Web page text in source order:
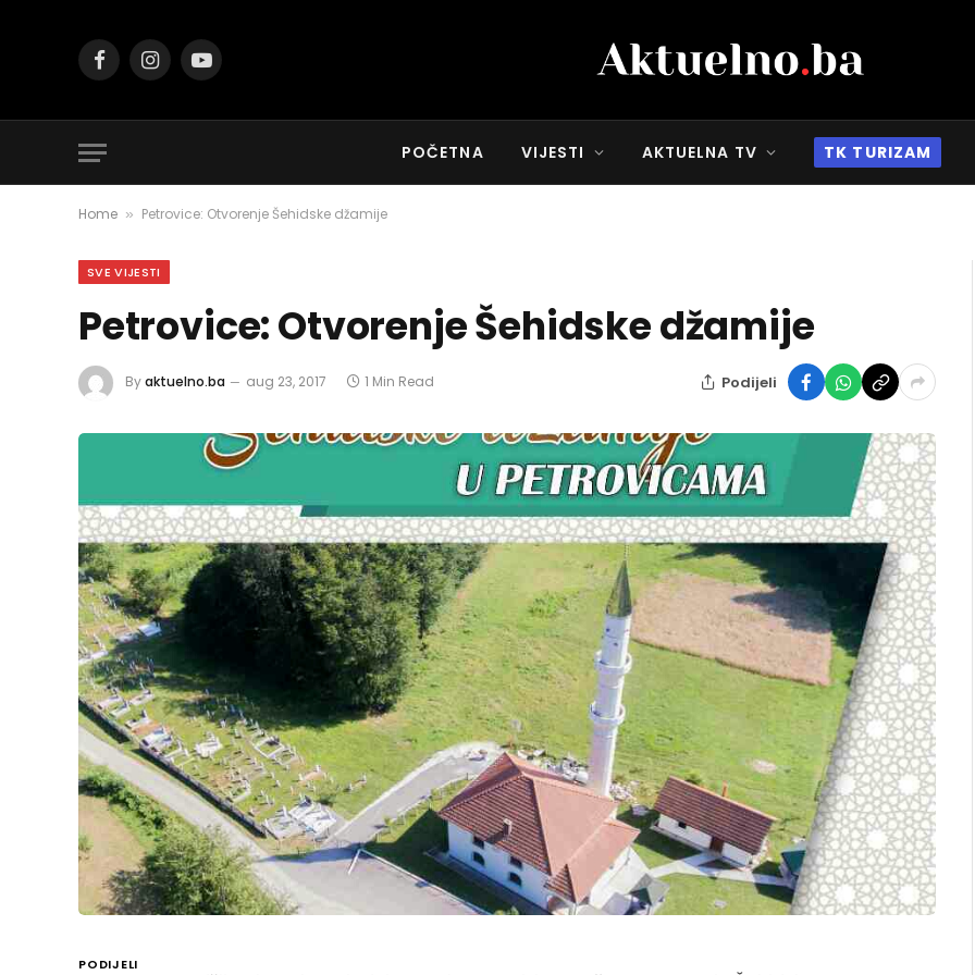
FacebookInstagramYouTube
POČETNA VIJESTI AKTUELNA TV TK TURIZAM
Home » Petrovice: Otvorenje Šehidske džamije
SVE VIJESTI
Petrovice: Otvorenje Šehidske džamije
Byaktuelno.ba aug 23, 2017 1 Min Read Podijeli
PODIJELI